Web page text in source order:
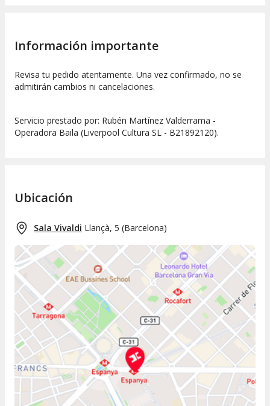
Información importante
Revisa tu pedido atentamente. Una vez confirmado, no se
admitirán cambios ni cancelaciones.
Servicio prestado por: Rubén Martínez Valderrama -
Operadora Baila (Liverpool Cultura SL - B21892120).
Ubicación
Sala Vivaldi Llançà, 5 (Barcelona)